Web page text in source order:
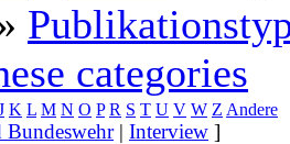
categories
K L M N O P R S T U V W Z Andere
| Interview ]